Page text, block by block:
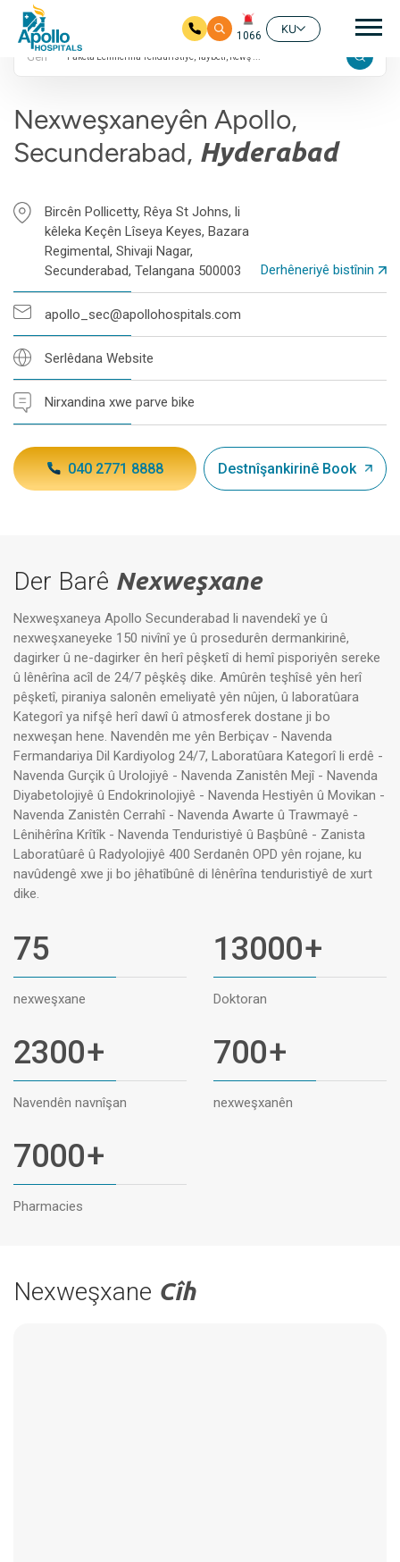
Skip to main content
1066
KU
Google
Gerr
Nexweşxaneyên Apollo,
Secunderabad, Hyderabad
Bircên Pollicetty, Rêya St Johns, li
kêleka Keçên Lîseya Keyes, Bazara
Regimental, Shivaji Nagar,
Secunderabad, Telangana 500003
Derhêneriyê bistînin
apollo_sec@apollohospitals.com
Serlêdana Website
Nirxandina xwe parve bike
040 2771 8888 Destnîşankirinê Book
Der Barê Nexweşxane
Nexweşxaneya Apollo Secunderabad li navendekî ye û
nexweşxaneyeke 150 nivînî ye û prosedurên dermankirinê,
dagirker û ne-dagirker ên herî pêşketî di hemî pisporiyên sereke
û lênêrîna acîl de 24/7 pêşkêş dike. Amûrên teşhîsê yên herî
pêşketî, piraniya salonên emeliyatê yên nûjen, û laboratûara
Kategorî ya nifşê herî dawî û atmosferek dostane ji bo
nexweşan hene. Navendên me yên Berbiçav - Navenda
Fermandariya Dil Kardiyolog 24/7, Laboratûara Kategorî li erdê -
Navenda Gurçik û Urolojiyê - Navenda Zanistên Mejî - Navenda
Diyabetolojiyê û Endokrinolojiyê - Navenda Hestiyên û Movikan -
Navenda Zanistên Cerrahî - Navenda Awarte û Trawmayê -
Lênihêrîna Krîtîk - Navenda Tenduristiyê û Başbûnê - Zanista
Laboratûarê û Radyolojiyê 400 Serdanên OPD yên rojane, ku
navûdengê xwe ji bo jêhatîbûnê di lênêrîna tenduristiyê de xurt
dike.
75
nexweşxane
13000+
Doktoran
2300+
Navendên navnîşan
700+
nexweşxanên
7000+
Pharmacies
Nexweşxane Cîh